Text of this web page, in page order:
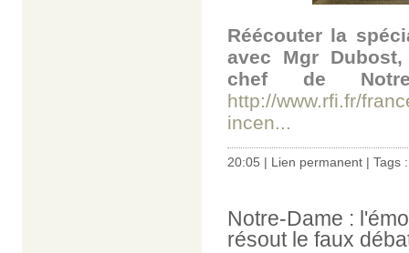
Réécouter la
avec Mgr
chef de
http://www.rfi.fr/
incen...
20:05 | Lien permanent | Tags
Notre-Dame :
résout le faux